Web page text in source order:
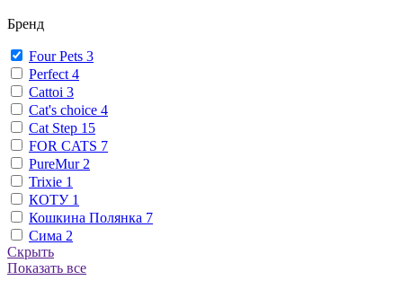
Бренд
Four Pets 3
Perfect 4
Cattoi 3
Cat's choice 4
Cat Step 15
FOR CATS 7
PureMur 2
Trixie 1
КОТУ 1
Кошкина Полянка 7
Сима 2
Скрыть
Показать все